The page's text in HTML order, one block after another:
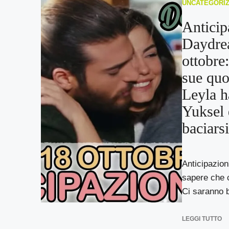
sue
Leyla
Yuksel
baciarsi
sapere che
Ci saranno
LEGGI TUTTO